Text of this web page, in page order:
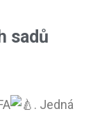
sadů
. Jedná